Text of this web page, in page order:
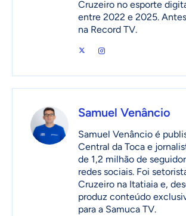
Cruzeiro no esporte
entre 2022 e 2025.
na Record TV.
Samuel Venâncio
Samuel Venâncio é
Central da Toca e
de 1,2 milhão de
redes sociais. Foi
Cruzeiro na Itatiaia e,
produz conteúdo
para a Samuca TV.